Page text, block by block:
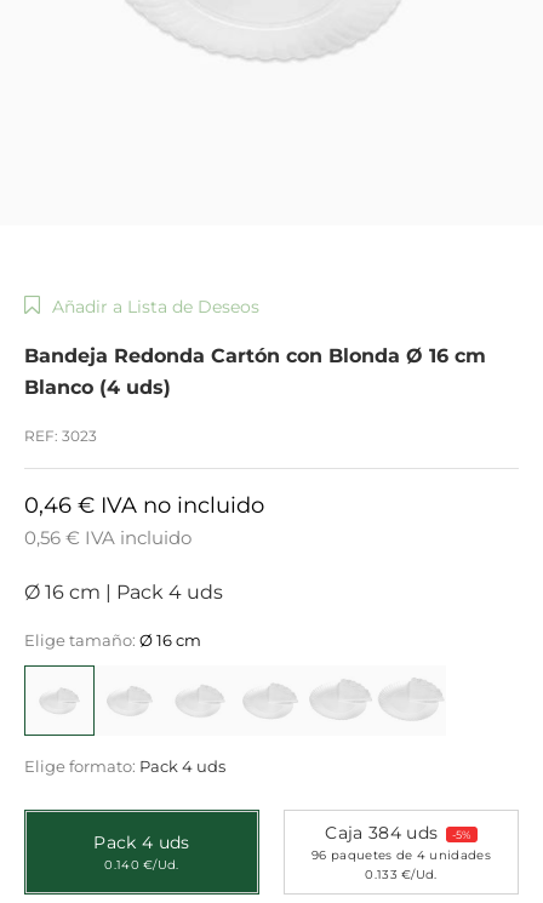
Añadir a Lista de Deseos
Bandeja Redonda Cartón con Blonda Ø 16 cm
Blanco (4 uds)
REF: 3023
0,46 € IVA no incluido
0,56 € IVA incluido
Ø 16 cm | Pack 4 uds
Elige tamaño: Ø 16 cm
Elige formato: Pack 4 uds
Pack 4 uds
0.140 €/Ud.
Caja 384 uds -5%
96 paquetes de 4 unidades
0.133 €/Ud.